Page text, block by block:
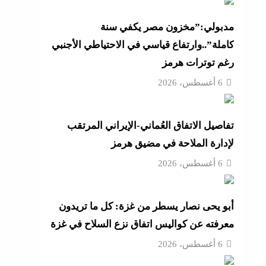
مدبولي:”مخزون مصر يكفي سنة
كاملة”..وارتفاع قياسي في الاحتياطي الأجنبي
رغم توترات هرمز
6 أغسطس، 2026
تفاصيل الاتفاق العُماني-الإيراني المرتقب
لإدارة الملاحة في مضيق هرمز
6 أغسطس، 2026
أبو يحى نصار يسطر من غزة: كل ما تريدون
معرفته عن كواليس اتفاق نزع السلاح في غزة
6 أغسطس، 2026